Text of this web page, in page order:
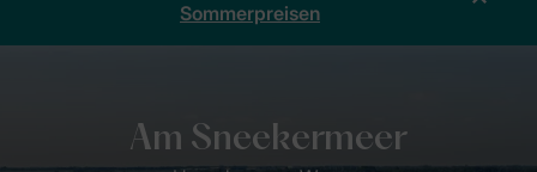
Sommerpreisen